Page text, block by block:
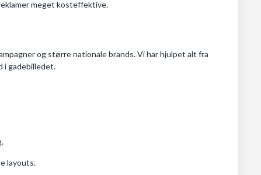
meget kosteffektive.
og større nationale brands. Vi har hjulpet alt fra
i gadebilledet.
layouts.